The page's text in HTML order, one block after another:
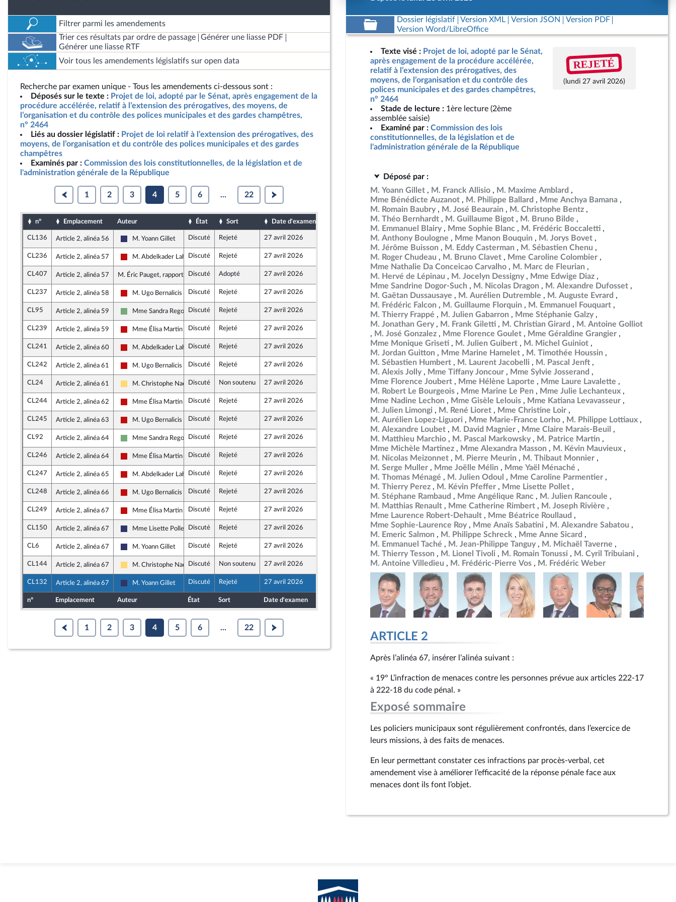
Filtrer parmi les amendements
Trier ces résultats par ordre de passage
Générer une liasse PDF
Générer une liasse RTF
Voir tous les amendements législatifs sur open data
Recherche par examen unique - Tous les amendements ci-dessous sont :
Déposés sur le texte : Projet de loi, adopté par le Sénat, après engagement de la
procédure accélérée, relatif à l’extension des prérogatives, des moyens, de
l’organisation et du contrôle des polices municipales et des gardes champêtres,
n° 2464
Liés au dossier législatif : Projet de loi relatif à l’extension des prérogatives, des
moyens, de l’organisation et du contrôle des polices municipales et des gardes
champêtres
Examinés par : Commission des lois constitutionnelles, de la législation et de
l'administration générale de la République
1 2 3 4 5 6 ... 22
n° Emplacement Auteur État Sort Date d'examen Date de dépôt
CL136 Article 2, alinéa 56
Rassemblement National
M. Yoann Gillet Discuté Rejeté 27 avril 2026
CL236 Article 2, alinéa 57
La France insoumise - Nouveau Front Populaire
M. Abdelkader LahmarDiscuté Rejeté 27 avril 2026
CL407 Article 2, alinéa 57 M. Éric Pauget, rapporteurDiscuté Adopté 27 avril 2026
CL237 Article 2, alinéa 58
La France insoumise - Nouveau Front Populaire
M. Ugo Bernalicis Discuté Rejeté 27 avril 2026
CL95 Article 2, alinéa 59
Écologiste et Social
Mme Sandra Regol Discuté Rejeté 27 avril 2026
CL239 Article 2, alinéa 59
La France insoumise - Nouveau Front Populaire
Mme Élisa Martin Discuté Rejeté 27 avril 2026
CL241 Article 2, alinéa 60
La France insoumise - Nouveau Front Populaire
M. Abdelkader LahmarDiscuté Rejeté 27 avril 2026
CL242 Article 2, alinéa 61
La France insoumise - Nouveau Front Populaire
M. Ugo Bernalicis Discuté Rejeté 27 avril 2026
CL24 Article 2, alinéa 61
Libertés, Indépendants, Outre-mer et Territoires
M. Christophe Naegelen
Discuté Non soutenu 27 avril 2026
CL244 Article 2, alinéa 62
La France insoumise - Nouveau Front Populaire
Mme Élisa Martin Discuté Rejeté 27 avril 2026
CL245 Article 2, alinéa 63
La France insoumise - Nouveau Front Populaire
M. Ugo Bernalicis Discuté Rejeté 27 avril 2026
CL92 Article 2, alinéa 64
Écologiste et Social
Mme Sandra Regol Discuté Rejeté 27 avril 2026
CL246 Article 2, alinéa 64
La France insoumise - Nouveau Front Populaire
Mme Élisa Martin Discuté Rejeté 27 avril 2026
CL247 Article 2, alinéa 65
La France insoumise - Nouveau Front Populaire
M. Abdelkader LahmarDiscuté Rejeté 27 avril 2026
CL248 Article 2, alinéa 66
La France insoumise - Nouveau Front Populaire
M. Ugo Bernalicis Discuté Rejeté 27 avril 2026
CL249 Article 2, alinéa 67
La France insoumise - Nouveau Front Populaire
Mme Élisa Martin Discuté Rejeté 27 avril 2026
CL150 Article 2, alinéa 67
Rassemblement National
Mme Lisette Pollet Discuté Rejeté 27 avril 2026
CL6 Article 2, alinéa 67
Rassemblement National
M. Yoann Gillet Discuté Rejeté 27 avril 2026
CL144 Article 2, alinéa 67
Libertés, Indépendants, Outre-mer et Territoires
M. Christophe Naegelen
Discuté Non soutenu 27 avril 2026
CL132 Article 2, alinéa 67
Rassemblement National
M. Yoann Gillet Discuté Rejeté 27 avril 2026
n° Emplacement Auteur État Sort Date d'examen
1 2 3 4 5 6 ... 22
Dossier législatif Version XML Version JSON
Version PDF
Version Word/LibreOffice
Texte visé : Projet de loi, adopté par le Sénat,
après engagement de la procédure accélérée,
relatif à l’extension des prérogatives, des
moyens, de l’organisation et du contrôle des
polices municipales et des gardes champêtres,
n° 2464
Stade de lecture : 1ère lecture (2ème
assemblée saisie)
Examiné par : Commission des lois
constitutionnelles, de la législation et de
l'administration générale de la République
REJETÉ
(lundi 27 avril 2026)
Déposé par :
M. Yoann Gillet
M. Franck Allisio
M. Maxime Amblard
Mme Bénédicte Auzanot
M. Philippe Ballard
Mme Anchya Bamana
M. Romain Baubry
M. José Beaurain
M. Christophe Bentz
M. Théo Bernhardt
M. Guillaume Bigot
M. Bruno Bilde
M. Emmanuel Blairy
Mme Sophie Blanc
M. Frédéric Boccaletti
M. Anthony Boulogne
Mme Manon Bouquin
M. Jorys Bovet
M. Jérôme Buisson
M. Eddy Casterman
M. Sébastien Chenu
M. Roger Chudeau
M. Bruno Clavet
Mme Caroline Colombier
Mme Nathalie Da Conceicao Carvalho
M. Marc de Fleurian
M. Hervé de Lépinau
M. Jocelyn Dessigny
Mme Edwige Diaz
Mme Sandrine Dogor-Such
M. Nicolas Dragon
M. Alexandre Dufosset
M. Gaëtan Dussausaye
M. Aurélien Dutremble
M. Auguste Evrard
M. Frédéric Falcon
M. Guillaume Florquin
M. Emmanuel Fouquart
M. Thierry Frappé
M. Julien Gabarron
Mme Stéphanie Galzy
M. Jonathan Gery
M. Frank Giletti M. Christian Girard
M. Antoine Golliot
M. José Gonzalez
Mme Florence Goulet
Mme Géraldine Grangier
Mme Monique Griseti
M. Julien Guibert
M. Michel Guiniot
M. Jordan Guitton
Mme Marine Hamelet
M. Timothée Houssin
M. Sébastien Humbert
M. Laurent Jacobelli
M. Pascal Jenft
M. Alexis Jolly
Mme Tiffany Joncour
Mme Sylvie Josserand
Mme Florence Joubert
Mme Hélène Laporte
Mme Laure Lavalette
M. Robert Le Bourgeois
Mme Marine Le Pen
Mme Julie Lechanteux
Mme Nadine Lechon
Mme Gisèle Lelouis
Mme Katiana Levavasseur
M. Julien Limongi
M. René Lioret
Mme Christine Loir
M. Aurélien Lopez-Liguori
Mme Marie-France Lorho
M. Philippe Lottiaux
M. Alexandre Loubet
M. David Magnier
Mme Claire Marais-Beuil
M. Matthieu Marchio
M. Pascal Markowsky
M. Patrice Martin
Mme Michèle Martinez
Mme Alexandra Masson
M. Kévin Mauvieux
M. Nicolas Meizonnet
M. Pierre Meurin
M. Thibaut Monnier
M. Serge Muller
Mme Joëlle Mélin
Mme Yaël Ménaché
M. Thomas Ménagé
M. Julien Odoul
Mme Caroline Parmentier
M. Thierry Perez
M. Kévin Pfeffer
Mme Lisette Pollet
M. Stéphane Rambaud
Mme Angélique Ranc
M. Julien Rancoule
M. Matthias Renault
Mme Catherine Rimbert
M. Joseph Rivière
Mme Laurence Robert-Dehault
Mme Béatrice Roullaud
Mme Sophie-Laurence Roy
Mme Anaïs Sabatini
M. Alexandre Sabatou
M. Emeric Salmon
M. Philippe Schreck
Mme Anne Sicard
M. Emmanuel Taché
M. Jean-Philippe Tanguy
M. Michaël Taverne
M. Thierry Tesson
M. Lionel Tivoli M. Romain Tonussi
M. Cyril Tribuiani
M. Antoine Villedieu
M. Frédéric-Pierre Vos M. Frédéric Weber
ARTICLE 2
Après l’alinéa 67, insérer l’alinéa suivant :
« 19° L’infraction de menaces contre les personnes prévue aux articles 222‑17
à 222‑18 du code pénal. »
Exposé sommaire
Les policiers municipaux sont régulièrement confrontés, dans l’exercice de
leurs missions, à des faits de menaces.
En leur permettant constater ces infractions par procès-verbal, cet
amendement vise à améliorer l’efficacité de la réponse pénale face aux
menaces dont ils font l’objet.